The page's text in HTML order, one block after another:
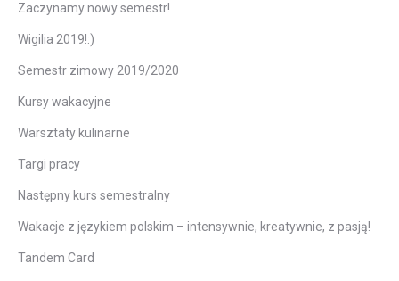
Zaczynamy nowy semestr!
Wigilia 2019!:)
Semestr zimowy 2019/2020
Kursy wakacyjne
Warsztaty kulinarne
Targi pracy
Następny kurs semestralny
Wakacje z językiem polskim – intensywnie, kreatywnie, z pasją!
Tandem Card